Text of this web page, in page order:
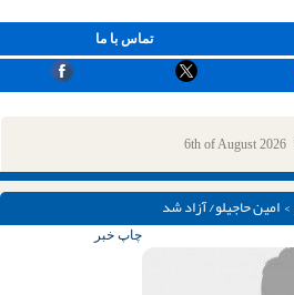
تماس با ما
6th of August 2026
> امین حاجیلو/ آزاد شد
چاپ خبر